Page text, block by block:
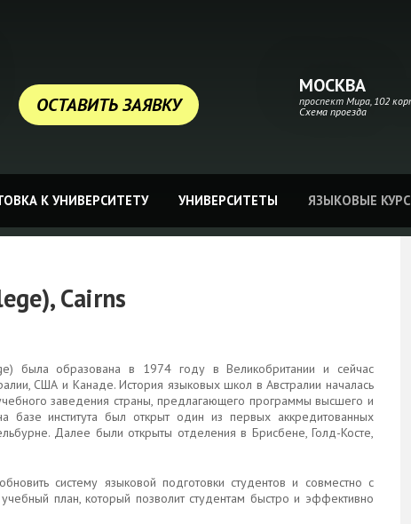
ОСТАВИТЬ ЗАЯВКУ
МОСКВА
проспект Мира, 102
Схема проезда
К УНИВЕРСИТЕТУ УНИВЕРСИТЕТЫ ЯЗЫКОВЫЕ
Cairns
была образована в 1974 году в Великобритании и сейчас
США и Канаде. История языковых школ в Австралии началась
заведения страны, предлагающего программы высшего и
базе института был открыт один из первых аккредитованных
Далее были открыты отделения в Брисбене, Голд-Косте,
систему языковой подготовки студентов и совместно с
план, который позволит студентам быстро и эффективно